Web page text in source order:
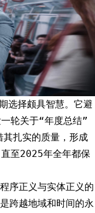
选择颇具智慧。它避
轮关于“年度总结”
扎实的质量，形成
至2025年全年都保
序正义与实体正义的
跨越地域和时间的永